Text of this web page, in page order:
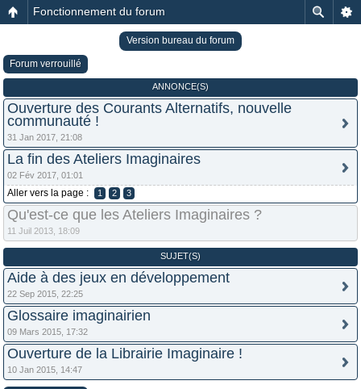
Fonctionnement du forum
Version bureau du forum
Forum verrouillé
ANNONCE(S)
Ouverture des Courants Alternatifs, nouvelle
communauté !
31 Jan 2017, 21:08
La fin des Ateliers Imaginaires
02 Fév 2017, 01:01
Aller vers la page : 1 2 3
Qu'est-ce que les Ateliers Imaginaires ?
11 Juil 2013, 18:09
SUJET(S)
Aide à des jeux en développement
22 Sep 2015, 22:25
Glossaire imaginairien
09 Mars 2015, 17:32
Ouverture de la Librairie Imaginaire !
10 Jan 2015, 14:47